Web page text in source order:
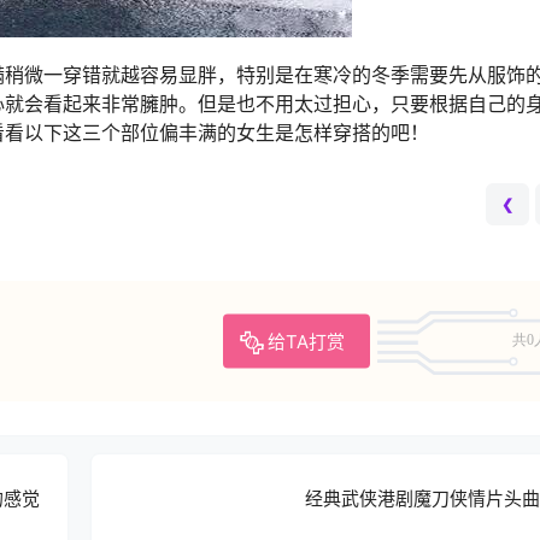
微一穿错就越容易显胖，特别是在寒冷的冬季需要先从服饰
会看起来非常臃肿。但是也不用太过担心，只要根据自己的
以下这三个部位偏丰满的女生是怎样穿搭的吧！
❮
给TA打赏 共0
觉 经典武侠港剧魔刀侠情片头曲